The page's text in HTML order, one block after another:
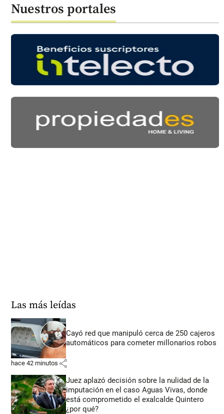
Nuestros portales
Las más leídas
Cayó red que manipuló cerca de 250 cajeros
automáticos para cometer millonarios robos
hace 42 minutos share
Juez aplazó decisión sobre la nulidad de la
imputación en el caso Aguas Vivas, donde
está comprometido el exalcalde Quintero
¿por qué?